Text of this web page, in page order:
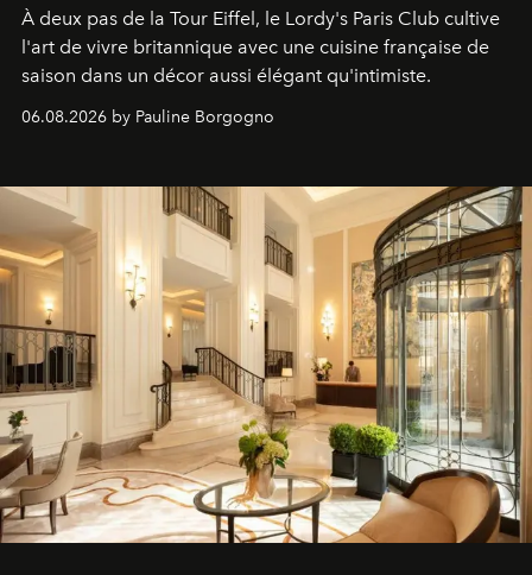
À deux pas de la Tour Eiffel, le Lordy's Paris Club cultive
l'art de vivre britannique avec une cuisine française de
saison dans un décor aussi élégant qu'intimiste.
06.08.2026 by Pauline Borgogno